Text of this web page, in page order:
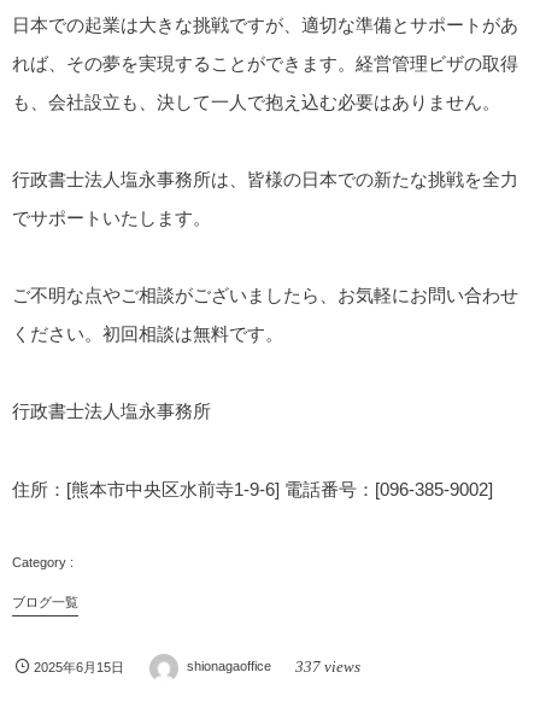
日本での起業は大きな挑戦ですが、適切な準備とサポートがあ
れば、その夢を実現することができます。経営管理ビザの取得
も、会社設立も、決して一人で抱え込む必要はありません。
行政書士法人塩永事務所は、皆様の日本での新たな挑戦を全力
でサポートいたします。
ご不明な点やご相談がございましたら、お気軽にお問い合わせ
ください。初回相談は無料です。
行政書士法人塩永事務所
住所：[熊本市中央区水前寺1-9-6] 電話番号：[096-385-9002]
ブログ一覧
2025年6月15日 shionagaoffice 337 views